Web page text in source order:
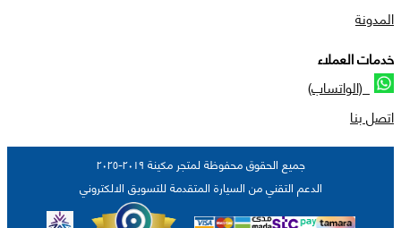
المدونة
خدمات العملاء
(الواتساب)
اتصل بنا
جميع الحقوق محفوظة لمتجر مكينة ٢٠١٩-٢٠٢٥
الدعم التقني من السيارة المتقدمة للتسويق الالكتروني